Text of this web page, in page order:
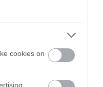
cookies on
2014 március (92)
(88
2014 január (97
2013 december